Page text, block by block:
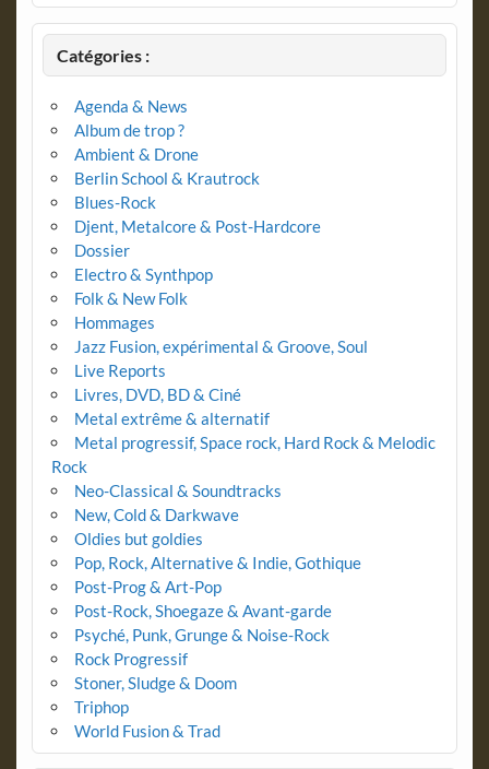
Catégories :
Agenda & News
Album de trop ?
Ambient & Drone
Berlin School & Krautrock
Blues-Rock
Djent, Metalcore & Post-Hardcore
Dossier
Electro & Synthpop
Folk & New Folk
Hommages
Jazz Fusion, expérimental & Groove, Soul
Live Reports
Livres, DVD, BD & Ciné
Metal extrême & alternatif
Metal progressif, Space rock, Hard Rock & Melodic
Rock
Neo-Classical & Soundtracks
New, Cold & Darkwave
Oldies but goldies
Pop, Rock, Alternative & Indie, Gothique
Post-Prog & Art-Pop
Post-Rock, Shoegaze & Avant-garde
Psyché, Punk, Grunge & Noise-Rock
Rock Progressif
Stoner, Sludge & Doom
Triphop
World Fusion & Trad